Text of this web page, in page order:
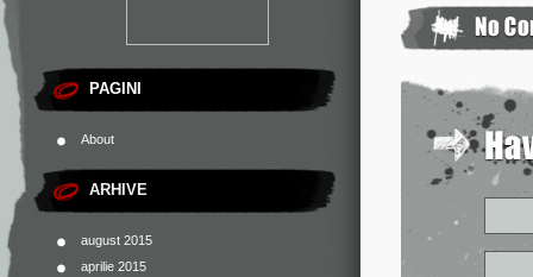
PAGINI
About
ARHIVE
august 2015
aprilie 2015